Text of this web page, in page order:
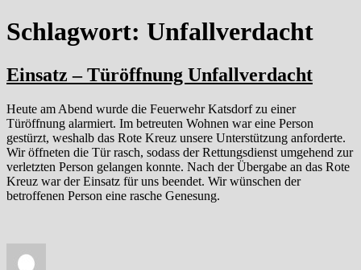
Schlagwort: Unfallverdacht
Einsatz – Türöffnung Unfallverdacht
Heute am Abend wurde die Feuerwehr Katsdorf zu einer
Türöffnung alarmiert. Im betreuten Wohnen war eine Person
gestürzt, weshalb das Rote Kreuz unsere Unterstützung anforderte.
Wir öffneten die Tür rasch, sodass der Rettungsdienst umgehend zur
verletzten Person gelangen konnte. Nach der Übergabe an das Rote
Kreuz war der Einsatz für uns beendet. Wir wünschen der
betroffenen Person eine rasche Genesung.